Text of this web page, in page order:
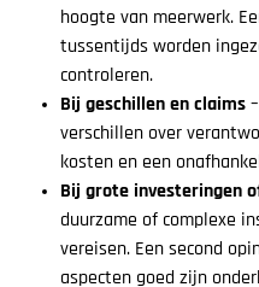
hoogte van meerwerk.
tussentijds worden
controleren.
Bij geschillen en claims–
verschillen over
kosten en een
Bij grote investeringen
duurzame of complexe
vereisen. Een second
aspecten goed zijn